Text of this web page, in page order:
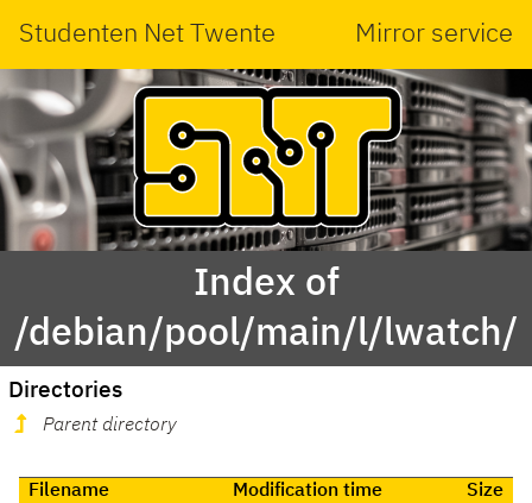
Studenten Net Twente Mirror service
Index of
/debian/pool/main/l/lwatch/
Directories
Parent directory
Filename Modification time
Size